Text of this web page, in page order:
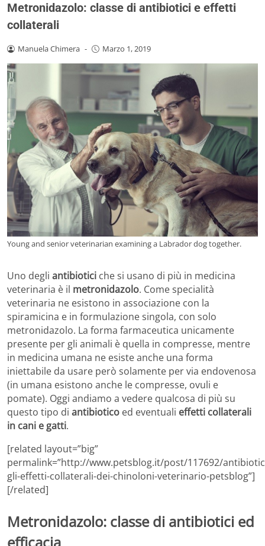
Metronidazolo: classe di antibiotici e effetti
collaterali
Manuela Chimera - Marzo 1, 2019
Young and senior veterinarian examining a Labrador dog together.
Uno degli antibiotici che si usano di più in medicina
veterinaria è il metronidazolo. Come specialità
veterinaria ne esistono in associazione con la
spiramicina e in formulazione singola, con solo
metronidazolo. La forma farmaceutica unicamente
presente per gli animali è quella in compresse, mentre
in medicina umana ne esiste anche una forma
iniettabile da usare però solamente per via endovenosa
(in umana esistono anche le compresse, ovuli e
pomate). Oggi andiamo a vedere qualcosa di più su
questo tipo di antibiotico ed eventuali effetti collaterali
in cani e gatti.
[related layout=”big”
permalink=”http://www.petsblog.it/post/117692/
gli-effetti-collaterali-dei-chinoloni-veterinario-petsblog”]
[/related]
Metronidazolo: classe di antibiotici ed
efficacia